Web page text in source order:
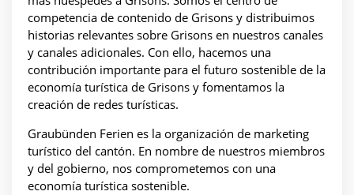
competencia de contenido de Grisons y distribuimos
historias relevantes sobre Grisons en nuestros canales
y canales adicionales. Con ello, hacemos una
contribución importante para el futuro sostenible de la
economía turística de Grisons y fomentamos la
creación de redes turísticas.
Graubünden Ferien es la organización de marketing
turístico del cantón. En nombre de nuestros miembros
y del gobierno, nos comprometemos con una
economía turística sostenible.